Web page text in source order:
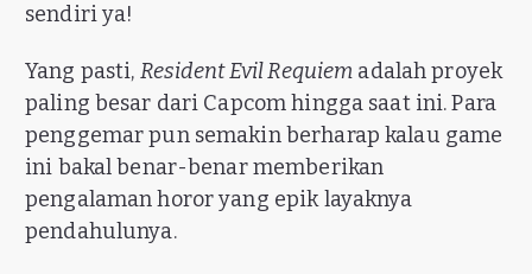
sendiri ya!
Yang pasti, Resident Evil Requiem adalah proyek
paling besar dari Capcom hingga saat ini. Para
penggemar pun semakin berharap kalau game
ini bakal benar-benar memberikan
pengalaman horor yang epik layaknya
pendahulunya.